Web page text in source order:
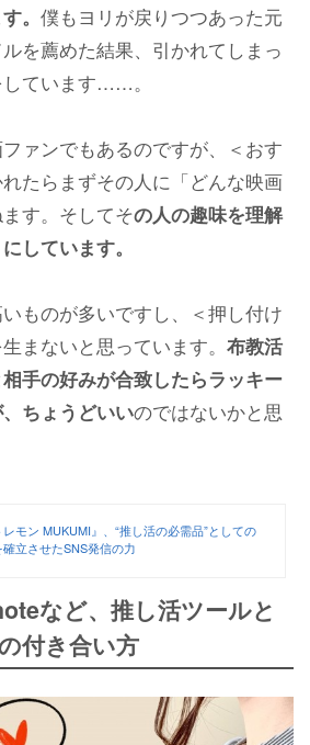
。 僕もヨリが戻りつつあった元
を薦めた結果、引かれてしまっ
ています……。
ァンでもあるのですが、＜おす
たらまずその人に「どんな映画
す。そしてその人の趣味を理解
しています。
ものが多いですし、＜押し付け
まないと思っています。 布教活
手の好みが合致したらラッキー
ちょうどいいのではないかと思
レモン MUKUMI』、“推し活の必需品”としての
立させたSNS発信の力
など、推し活ツールと
付き合い方